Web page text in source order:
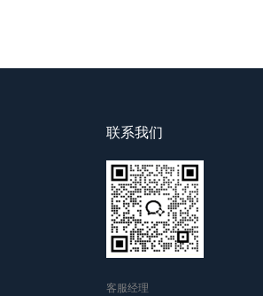
联系我们
客服经理